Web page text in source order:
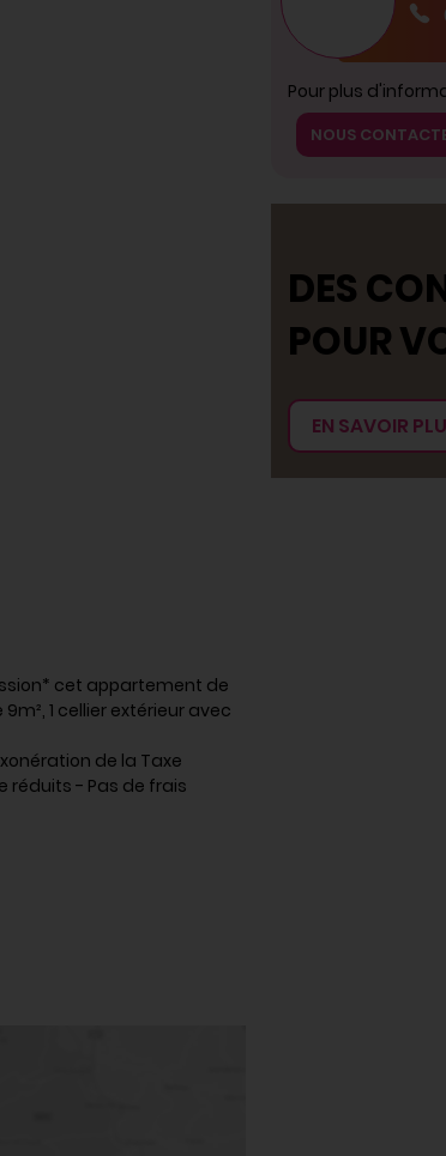
Pour plus
NOUS
DES
POUR
EN SAVOIR
cet appartement de
1 cellier extérieur avec
de la Taxe
réduits - Pas de frais